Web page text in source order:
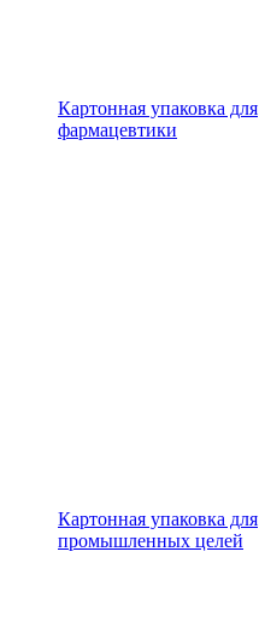
Картонная упаковка для
фармацевтики
Картонная упаковка для
промышленных целей